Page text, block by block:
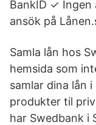
BankID ✓ Ingen
ansök på
Samla lån hos
hemsida som
samlar dina lån
produkter til
har Swedbank i